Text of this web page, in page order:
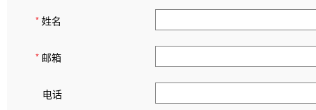
* 姓名
* 邮箱
电话